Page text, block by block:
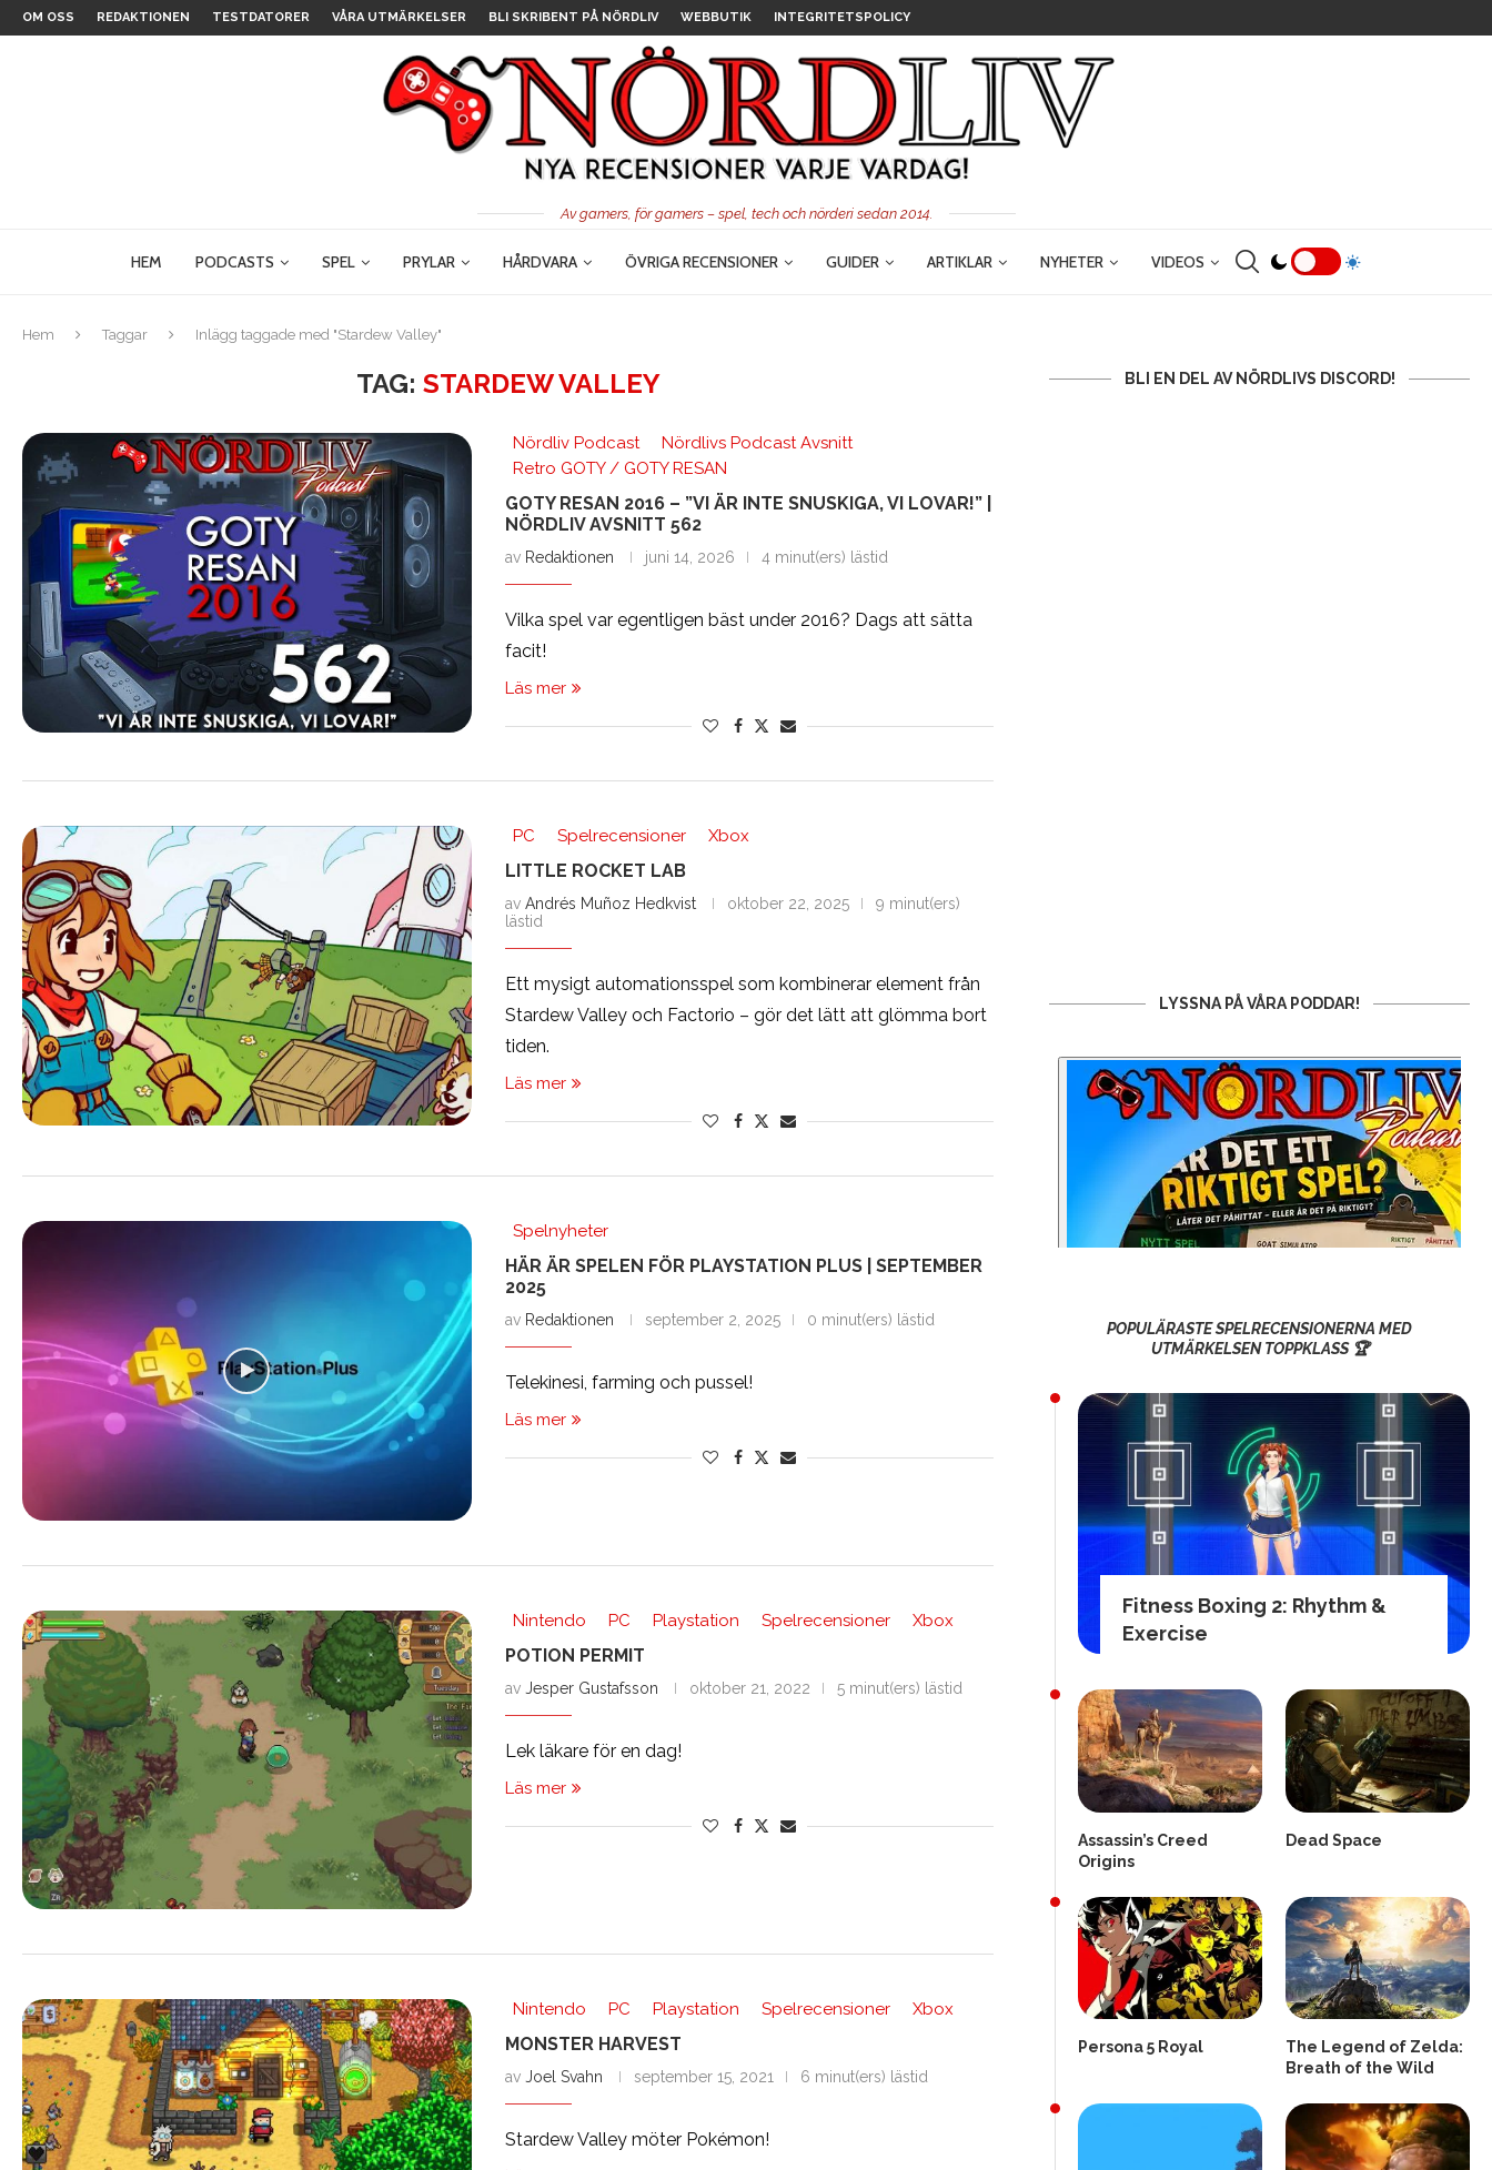
OM OSS REDAKTIONEN TESTDATORER VÅRA UTMÄRKELSER BLI SKRIBENT PÅ NÖRDLIV WEBBUTIK INTEGRITETSPOLICY
Av gamers, för gamers – spel, tech och nörderi sedan 2014.
HEM PODCASTS SPEL PRYLAR HÅRDVARA ÖVRIGA RECENSIONER GUIDER ARTIKLAR NYHETER VIDEOS
Hem Taggar Inlägg taggade med "Stardew Valley"
TAG: STARDEW VALLEY
Nördliv Podcast
Nördlivs Podcast Avsnitt
Retro GOTY / GOTY RESAN
GOTY RESAN 2016 – ”VI ÄR INTE SNUSKIGA, VI LOVAR!” |
NÖRDLIV AVSNITT 562
av Redaktionen juni 14, 2026 4 minut(ers) lästid
Vilka spel var egentligen bäst under 2016? Dags att sätta
facit!
Läs mer
PC Spelrecensioner Xbox
LITTLE ROCKET LAB
av Andrés Muñoz Hedkvist oktober 22, 2025
9 minut(ers)
lästid
Ett mysigt automationsspel som kombinerar element från
Stardew Valley och Factorio – gör det lätt att glömma bort
tiden.
Läs mer
Spelnyheter
HÄR ÄR SPELEN FÖR PLAYSTATION PLUS | SEPTEMBER
2025
av Redaktionen september 2, 2025 0 minut(ers) lästid
Telekinesi, farming och pussel!
Läs mer
Nintendo PC Playstation Spelrecensioner Xbox
POTION PERMIT
av Jesper Gustafsson oktober 21, 2022 5 minut(ers) lästid
Lek läkare för en dag!
Läs mer
Nintendo PC Playstation Spelrecensioner Xbox
MONSTER HARVEST
av Joel Svahn september 15, 2021 6 minut(ers) lästid
Stardew Valley möter Pokémon!
BLI EN DEL AV NÖRDLIVS DISCORD!
LYSSNA PÅ VÅRA PODDAR!
POPULÄRASTE SPELRECENSIONERNA MED
UTMÄRKELSEN TOPPKLASS 🏆
Fitness Boxing 2: Rhythm &
Exercise
Assassin’s Creed
Origins
Dead Space
Persona 5 Royal
The Legend of Zelda:
Breath of the Wild